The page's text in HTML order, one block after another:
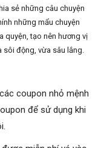
sẻ những câu chuyện
những mẩu chuyện
quyện, tạo nên hương vị
sôi động, vừa sâu lắng.
coupon nhỏ mệnh
để sử dụng khi